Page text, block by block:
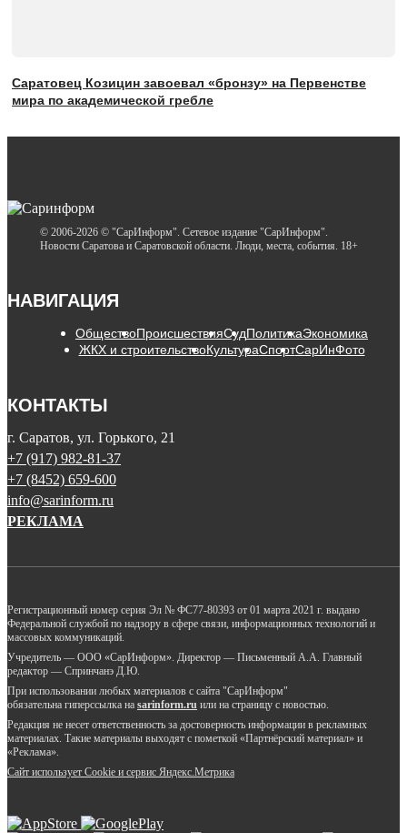
Саратовец Козицин завоевал «бронзу» на Первенстве
мира по академической гребле
© 2006-2026 © "СарИнформ". Сетевое издание "СарИнформ".
Новости Саратова и Саратовской области. Люди, места, события. 18+
НАВИГАЦИЯ
ОбществоПроисшествияСудПолитикаЭкономика
ЖКХ и строительствоКультураСпортСарИнФото
КОНТАКТЫ
г. Саратов, ул. Горького, 21
+7 (917) 982-81-37
+7 (8452) 659-600
info@sarinform.ru
РЕКЛАМА
Регистрационный номер серия Эл № ФС77-80393 от 01 марта 2021 г. выдано
Федеральной службой по надзору в сфере связи, информационных технологий и
массовых коммуникаций.
Учредитель — ООО «СарИнформ». Директор — Письменный А.А. Главный
редактор — Спринчанэ Д.Ю.
При использовании любых материалов с сайта "СарИнформ"
обязательна гиперссылка на sarinform.ru или на страницу с новостью.
Редакция не несет ответственность за достоверность информации в рекламных
материалах. Такие материалы выходят с пометкой «Партнёрский материал» и
«Реклама».
Сайт использует Cookie и сервиc Яндекс.Метрика